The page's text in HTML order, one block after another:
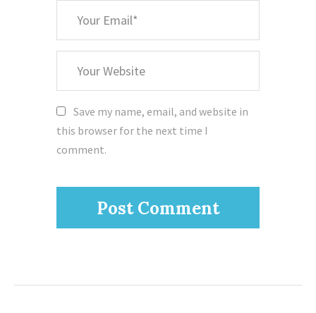
Email
Website
Save my name, email, and website in
this browser for the next time I
comment.